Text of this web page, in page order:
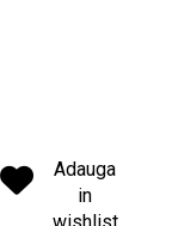
Adauga
in
wishlist